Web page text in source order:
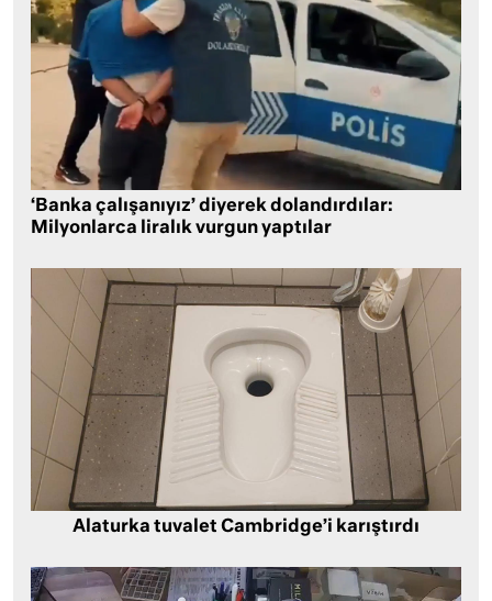
‘Banka çalışanıyız’ diyerek dolandırdılar:
Milyonlarca liralık vurgun yaptılar
Alaturka tuvalet Cambridge’i karıştırdı